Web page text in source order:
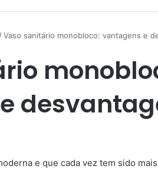
/Vaso sanitário monobloco: vantagens e
e que cada vez tem sido